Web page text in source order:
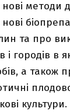
методи
та про
і городів в
а також
культури.